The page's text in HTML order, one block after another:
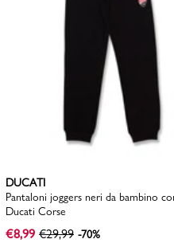
DUCATI
Pantaloni joggers neri da bambino
Ducati Corse
€8,99 €29,99 -70%